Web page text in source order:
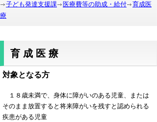
子ども発達支援課
医療費等の助成・給付
育成医
療
育成医療
対象となる方
１８歳未満で、身体に障がいのある児童、または
そのまま放置すると将来障がいを残すと認められる
疾患がある児童